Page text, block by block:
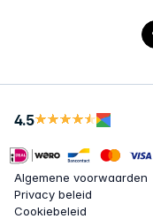
4.5
Algemene voorwaarden
Privacy beleid
Cookiebeleid